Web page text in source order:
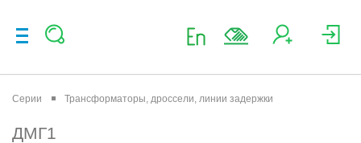
Серии Трансформаторы, дроссели, линии задержки
ДМГ1